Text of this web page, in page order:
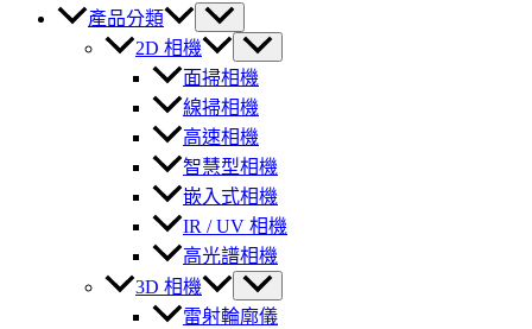
產品分類
2D 相機
面掃相機
線掃相機
高速相機
智慧型相機
嵌入式相機
IR / UV 相機
高光譜相機
3D 相機
雷射輪廓儀